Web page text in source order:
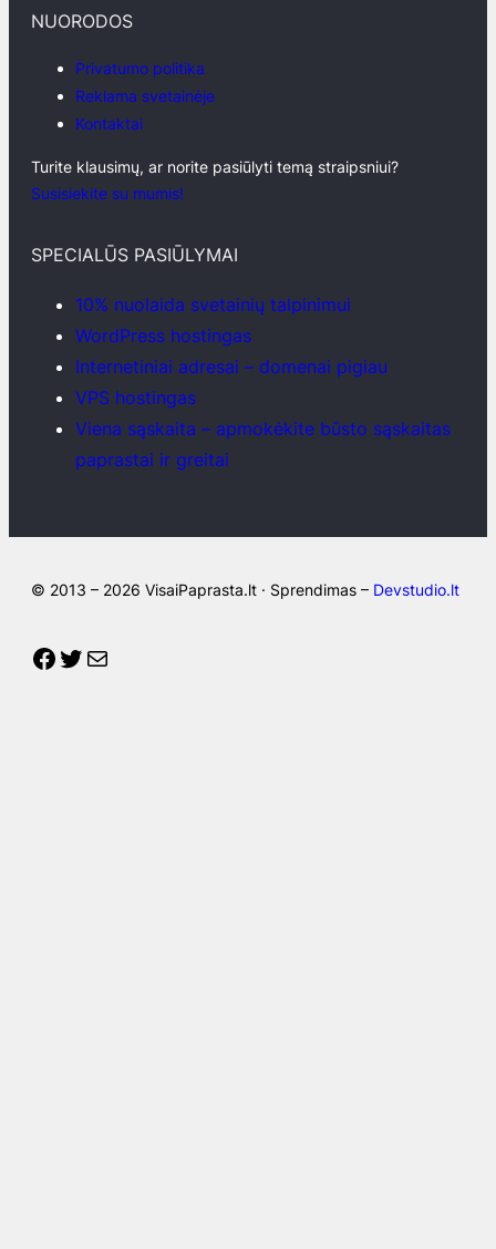
NUORODOS
Privatumo politika
Reklama svetainėje
Kontaktai
Turite klausimų, ar norite pasiūlyti temą straipsniui?
Susisiekite su mumis!
SPECIALŪS PASIŪLYMAI
10% nuolaida svetainių talpinimui
WordPress hostingas
Internetiniai adresai – domenai pigiau
VPS hostingas
Viena sąskaita – apmokėkite būsto sąskaitas
paprastai ir greitai
© 2013 – 2026 VisaiPaprasta.lt · Sprendimas – Devstudio.lt
Facebook
Twitter
Mail